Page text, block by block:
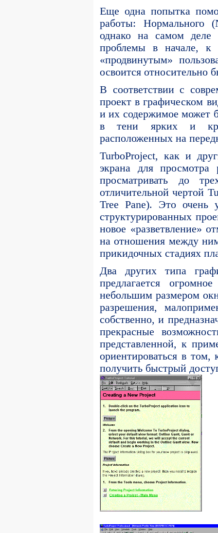
Еще одна попытка
работы: Нормального
однако на самом деле
проблемы в начале, к
«продвинутым»
освоится относительно
В соответствии с
проект в графическом
и их содержимое может
в тени ярких и
расположенных на
TurboProject, как и
экрана для
просматривать до
отличительной чертой
Tree Pane). Это очень
структурированных
новое «разветвление»
на отношения между
прикидочных стадиях
Два других типа
предлагается
небольшим размером
разрешения,
собственно, и
прекрасные
представленной, к
ориентироваться в
получить быстрый